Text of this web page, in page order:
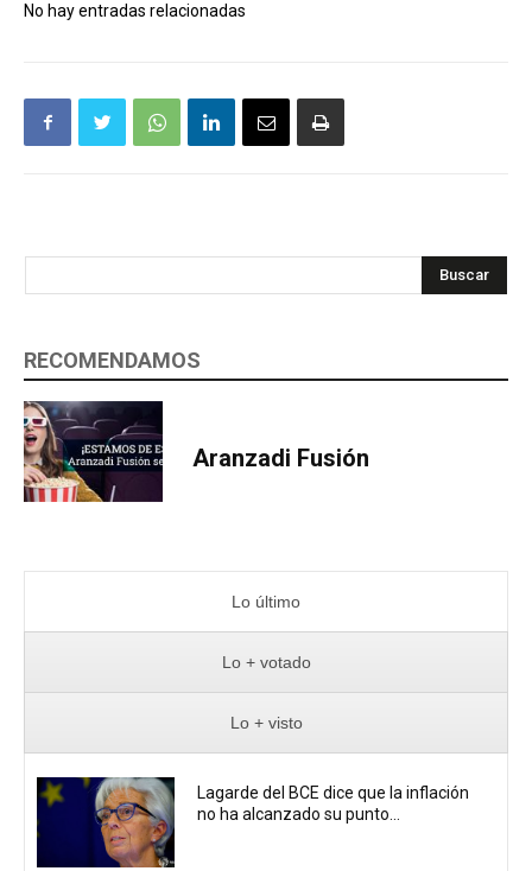
No hay entradas relacionadas
Buscar
RECOMENDAMOS
Aranzadi Fusión
Lo último
Lo + votado
Lo + visto
Lagarde del BCE dice que la inflación
no ha alcanzado su punto...